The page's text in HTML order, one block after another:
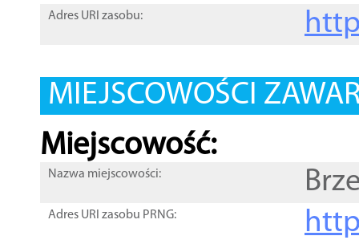
Adres URI zasobu:
MIEJSCOWOŚCI
Miejscowość:
Nazwa miejscowości:
Adres URI zasobu PRNG: